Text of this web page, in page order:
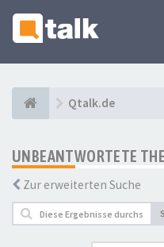
Qtalk.de
UNBEANTWORTETE
Zur erweiterten Suche